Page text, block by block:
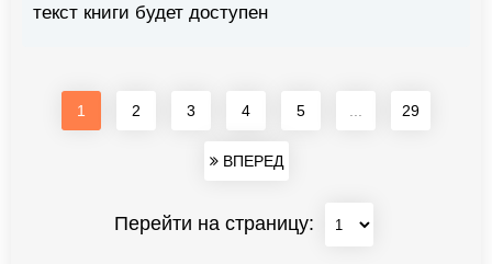
текст книги будет доступен
1 2 3 4 5 29
ВПЕРЕД
Перейти на страницу: